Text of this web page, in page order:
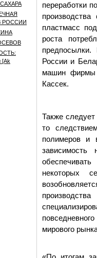
РОССИИ
[Аk
переработки
пластмасс
роста
России и
машин фирмы
Кассек.
Также
то
полимеров и
зависимость
некоторых
мирового